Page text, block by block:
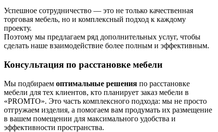
Успешное сотрудничество — это не только качественная
торговая мебель, но и комплексный подход к каждому
проекту.
Поэтому мы предлагаем ряд дополнительных услуг, чтобы
сделать наше взаимодействие более полным и эффективным.
Консультация по расстановке мебели
Мы подбираем оптимальные решения по расстановке
мебели для тех клиентов, кто планирует заказ мебели в
«PROMTO». Это часть комплексного подхода: мы не просто
отгружаем изделия, а помогаем вам продумать их размещение
в вашем помещении для максимального удобства и
эффективности пространства.